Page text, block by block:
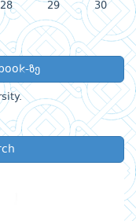
28 29 30
ზე